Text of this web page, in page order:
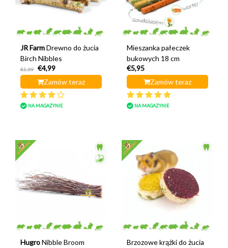
JR Farm Drewno do żucia
Birch Nibbles
€5,99
€4,99
Zamów teraz
NA MAGAZYNIE
Mieszanka pałeczek
bukowych 18 cm
€5,95
Zamów teraz
NA MAGAZYNIE
Hugro Nibble Broom
Brzozowe krążki do żucia